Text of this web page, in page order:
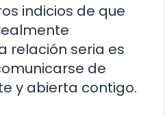
indicios de que
relación seria es
de
y abierta contigo.